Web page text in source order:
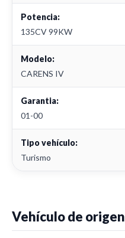
Potencia:
135CV 99KW
Modelo:
CARENS IV
Garantia:
01-00
Tipo vehículo:
Turismo
Vehículo de origen